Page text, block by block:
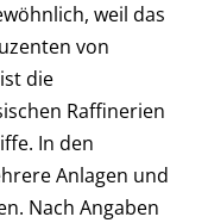
weil das
von
die
Raffinerien
In den
Anlagen und
Nach Angaben